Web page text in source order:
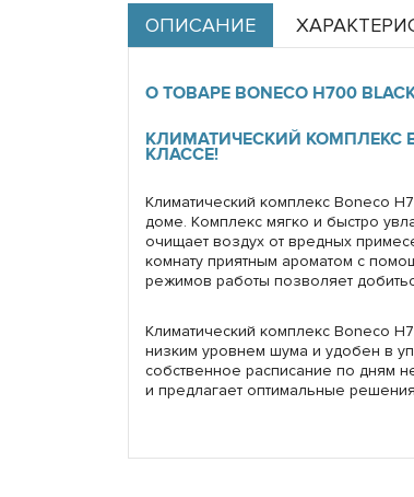
ОПИСАНИЕ
О ТОВАРЕ BONECO H700
КЛИМАТИЧЕСКИЙ КОМПЛЕКС
КЛАССЕ!
Климатический комплекс Boneco
доме. Комплекс мягко и быстро
очищает воздух от вредных
комнату приятным ароматом с
режимов работы позволяет
Климатический комплекс Boneco
низким уровнем шума и удобен в
собственное расписание по дням
и предлагает оптимальные